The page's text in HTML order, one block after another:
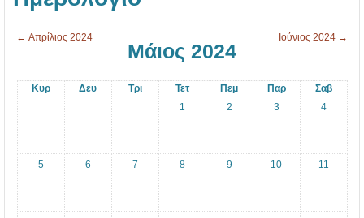
7
← Απρίλιος 2024
Μάιος 2024
Ιούνιος 2024 →
Κυρ Δευ Τρι Τετ Πεμ Παρ
Σαβ
1
2 3 4
5 6 7 8 9 10 11